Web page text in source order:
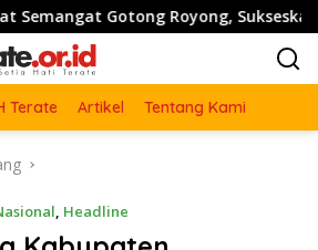
Royong, Sukseskan Pengecoran
Terate Artikel Tentang Kami
, Headline